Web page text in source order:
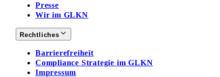
Presse
Wir im GLKN
Rechtliches
Barrierefreiheit
Compliance Strategie im GLKN
Impressum